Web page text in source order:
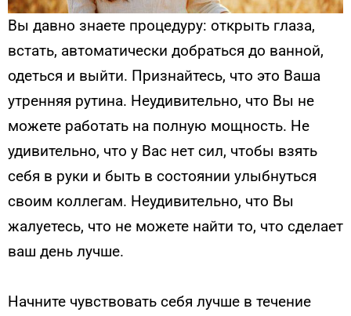
Вы давно знаете процедуру: открыть глаза,
встать, автоматически добраться до ванной,
одеться и выйти. Признайтесь, что это Ваша
утренняя рутина. Неудивительно, что Вы не
можете работать на полную мощность. Не
удивительно, что у Вас нет сил, чтобы взять
себя в руки и быть в состоянии улыбнуться
своим коллегам. Неудивительно, что Вы
жалуетесь, что не можете найти то, что сделает
ваш день лучше.
Начните чувствовать себя лучше в течение